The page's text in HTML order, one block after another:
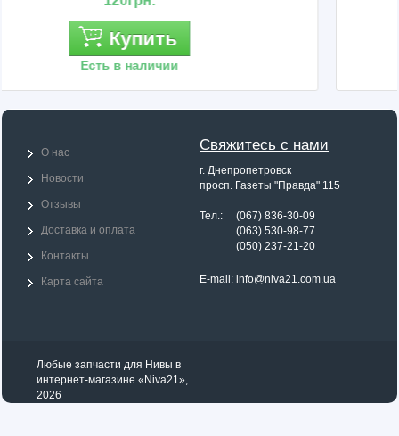
Свяжитесь с нами
г. Днепропетровск
просп. Газеты "Правда" 115
Тел.: (067) 836-30-09
(063) 530-98-77
(050) 237-21-20
E-mail: info@niva21.com.ua
О нас
Новости
Отзывы
Доставка и оплата
Контакты
Карта сайта
Любыезапчасти для Нивы в
интернет-магазине «Niva21»,
2026